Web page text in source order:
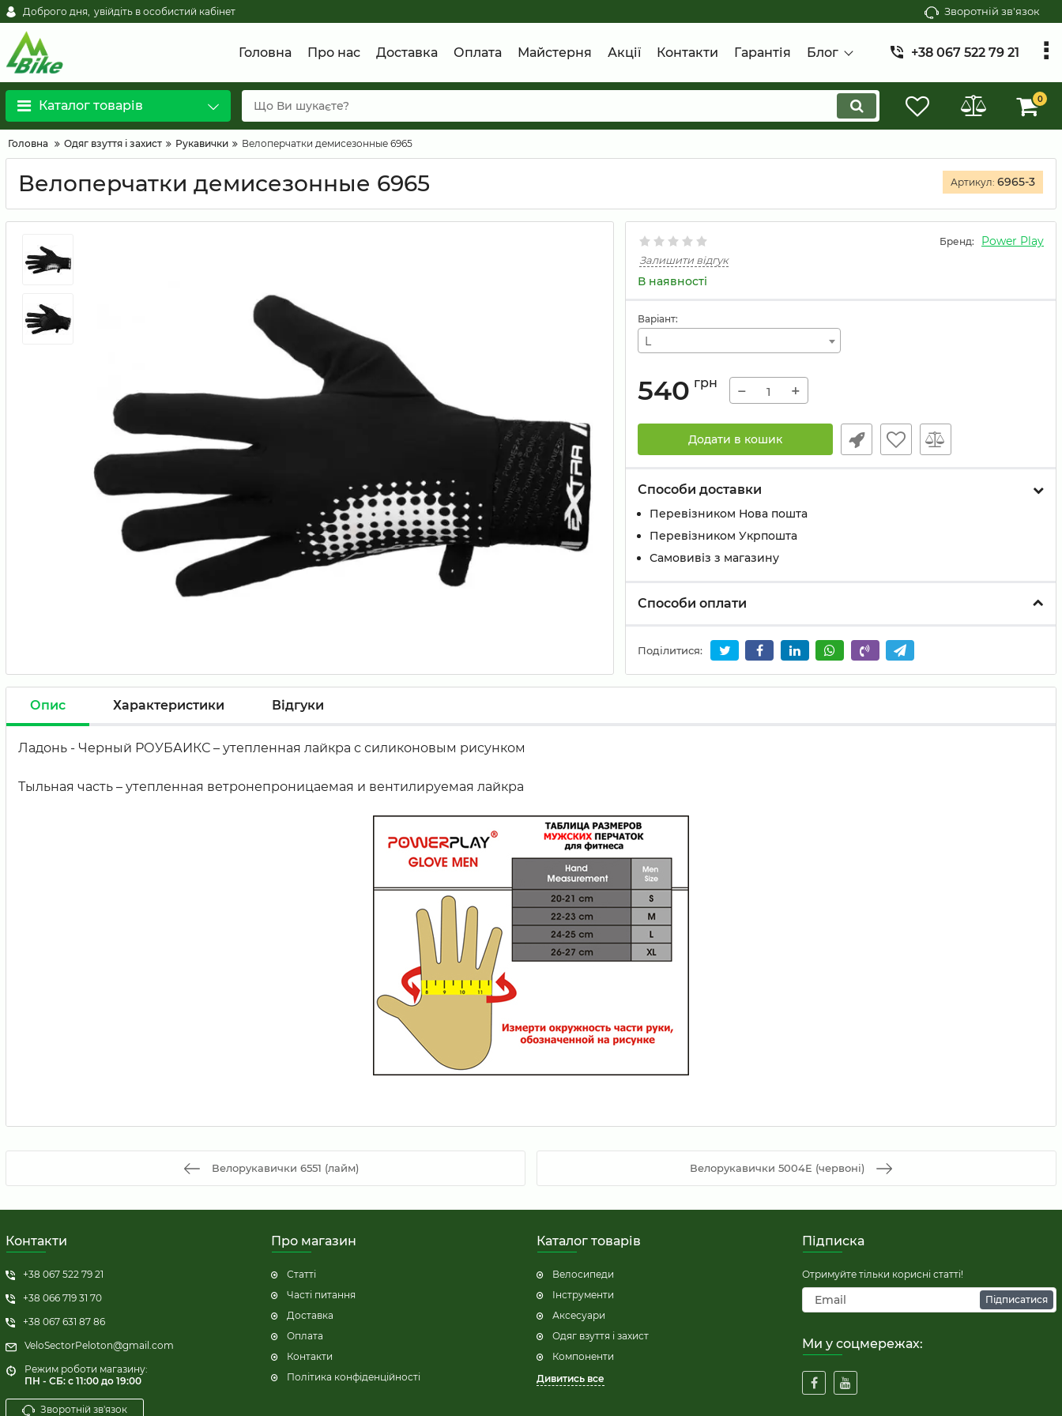
Доброго дня, увійдіть в особистий кабінет Зворотній зв'язок
Головна Про нас Доставка Оплата Майстерня Акції Контакти Гарантія Блог +38 067 522 79 21
Каталог товарів 0
Головна Одяг взуття і захист Рукавички Велоперчатки демисезонные 6965
Велоперчатки демисезонные 6965 Артикул: 6965-3
Бренд: Power Play
Залишити відгук
В наявності
Варіант:
L
540 грн − +
Додати в кошик
Способи доставки
Перевізником Нова пошта
Перевізником Укрпошта
Самовивіз з магазину
Способи оплати
Поділитися:
Опис Характеристики Відгуки
Ладонь - Черный РОУБАИКС – утепленная лайкра с силиконовым рисунком
Тыльная часть – утепленная ветронепроницаемая и вентилируемая лайкра
Велорукавички 6551 (лайм) Велорукавички 5004E (червоні)
Контакти
+38 067 522 79 21
+38 066 719 31 70
+38 067 631 87 86
VeloSectorPeloton@gmail.com
Режим роботи магазину:
ПН - СБ: с 11:00 до 19:00
Зворотній зв'язок
Про магазин
Статті
Часті питання
Доставка
Оплата
Контакти
Політика конфіденційності
Каталог товарів
Велосипеди
Інструменти
Аксесуари
Одяг взуття і захист
Компоненти
Дивитись все
Підписка
Отримуйте тільки корисні статті!
Підписатися
Ми у соцмережах: